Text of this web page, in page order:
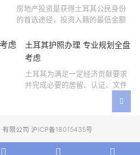
房地产投资是获得土耳其公民身份
的首选途径，投资入籍的最低金额
二手房产。这一门槛自2019年调整
以来一直未变，适用于经持牌...
土耳其护照办理 专业规划全盘
考虑
土耳其为满足一定经济贡献要求
并完成必要的居留、认证、文件
者提供投资入籍途径。 土耳其护
限公司 沪ICP备18015435号